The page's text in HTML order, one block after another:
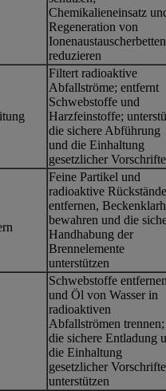
Chemikalieneinsatz
Regeneration von
Ionenaustauscherbetten
reduzieren
Filtert radioaktive
Abfallströme; entfernt
Schwebstoffe und
Harzfeinstoffe;
die sichere Abführung
und die Einhaltung
gesetzlicher
Feine Partikel und
radioaktive Rückstände
entfernen,
bewahren und die
Handhabung der
Brennelemente
unterstützen
Schwebstoffe
und Öl von Wasser in
radioaktiven
Abfallströmen trennen;
die sichere Entladung
die Einhaltung
gesetzlicher
unterstützen